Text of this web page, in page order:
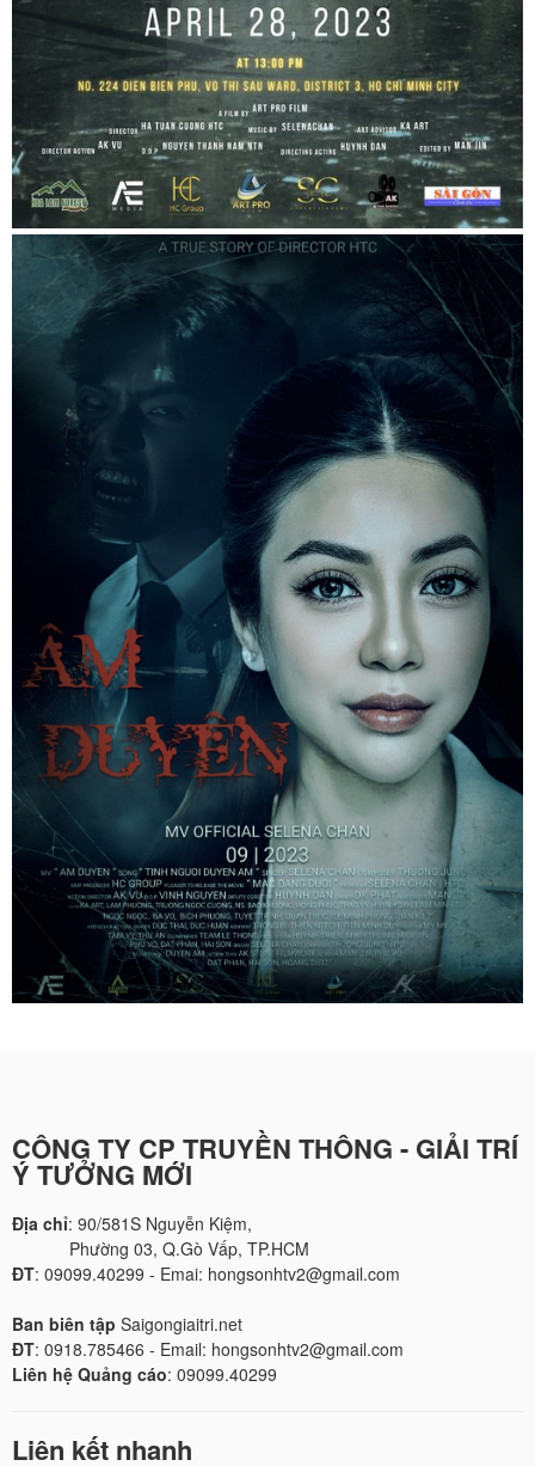
CÔNG TY CP TRUYỀN THÔNG - GIẢI TRÍ
Ý TƯỞNG MỚI
Địa chỉ: 90/581S Nguyễn Kiệm,
Phường 03, Q.Gò Vấp, TP.HCM
ĐT: 09099.40299 - Emai: hongsonhtv2@gmail.com
Ban biên tập Saigongiaitri.net
ĐT: 0918.785466 - Email: hongsonhtv2@gmail.com
Liên hệ Quảng cáo: 09099.40299
Liên kết nhanh